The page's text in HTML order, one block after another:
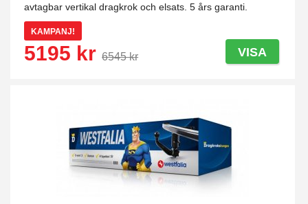
avtagbar vertikal dragkrok och elsats. 5 års garanti.
KAMPANJ!
5195 kr 6545 kr VISA